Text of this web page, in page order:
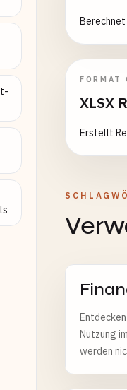
FORMAT
XLSX
Erstellt
Nutzung
werden